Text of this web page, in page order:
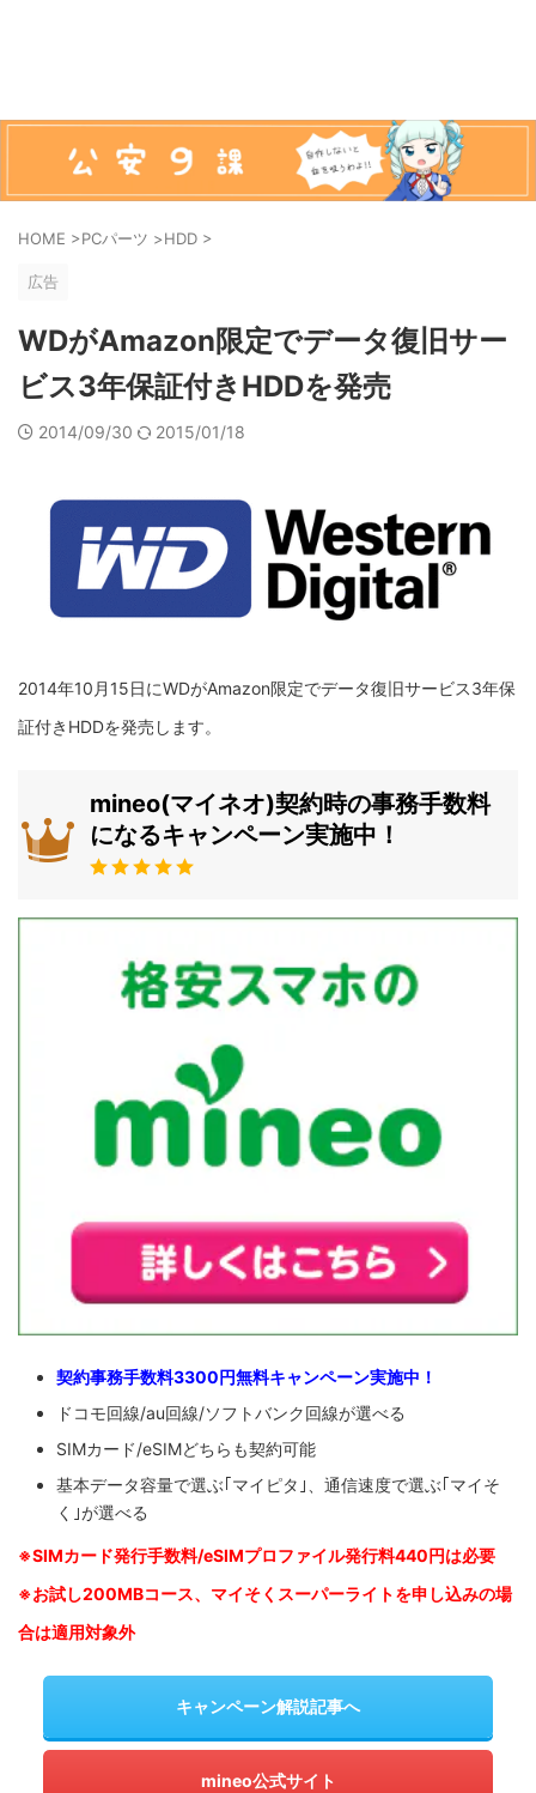
HOME >PCパーツ >HDD >
広告
WDがAmazon限定でデータ復旧サー
ビス3年保証付きHDDを発売
2014/09/30 2015/01/18
2014年10月15日にWDがAmazon限定でデータ復旧サービス3年保
証付きHDDを発売します。
mineo(マイネオ)契約時の事務手数料
になるキャンペーン実施中！
契約事務手数料3300円無料キャンペーン実施中！
ドコモ回線/au回線/ソフトバンク回線が選べる
SIMカード/eSIMどちらも契約可能
基本データ容量で選ぶ｢マイピタ｣、通信速度で選ぶ｢マイそ
く｣が選べる
※SIMカード発行手数料/eSIMプロファイル発行料440円は必要
※お試し200MBコース、マイそくスーパーライトを申し込みの場
合は適用対象外
キャンペーン解説記事へ
mineo公式サイト